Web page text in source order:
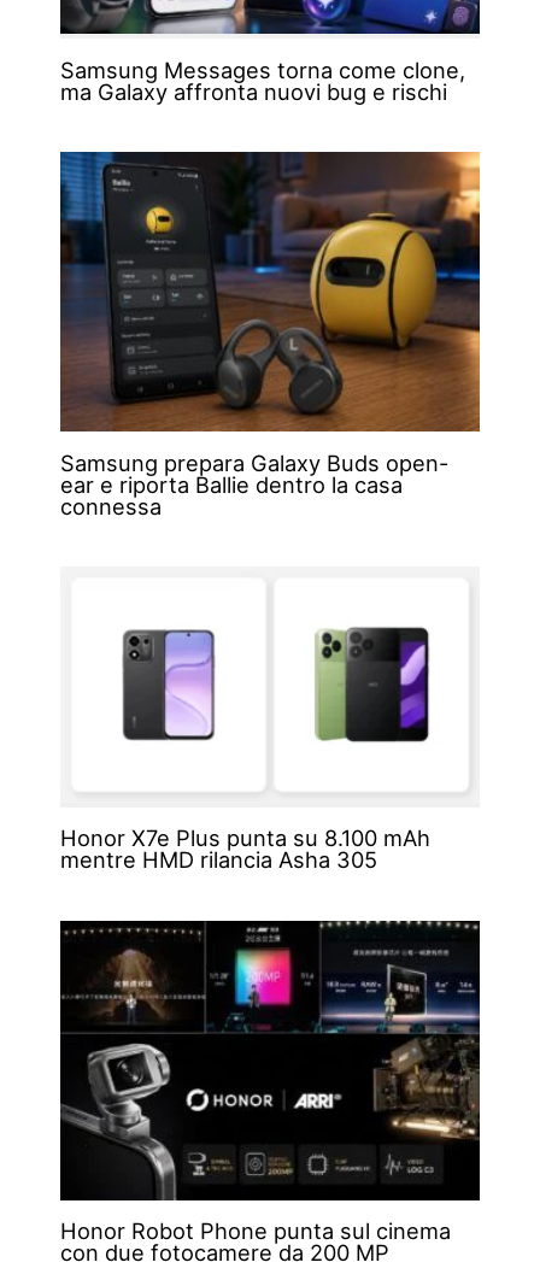
Samsung Messages torna come clone,
ma Galaxy affronta nuovi bug e rischi
Samsung prepara Galaxy Buds open-
ear e riporta Ballie dentro la casa
connessa
Honor X7e Plus punta su 8.100 mAh
mentre HMD rilancia Asha 305
Honor Robot Phone punta sul cinema
con due fotocamere da 200 MP